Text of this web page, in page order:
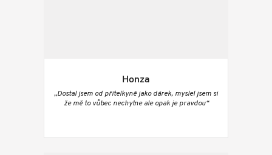
Honza
„Dostal jsem od přítelkyně jako dárek, myslel jsem si
že mě to vůbec nechytne ale opak je pravdou“